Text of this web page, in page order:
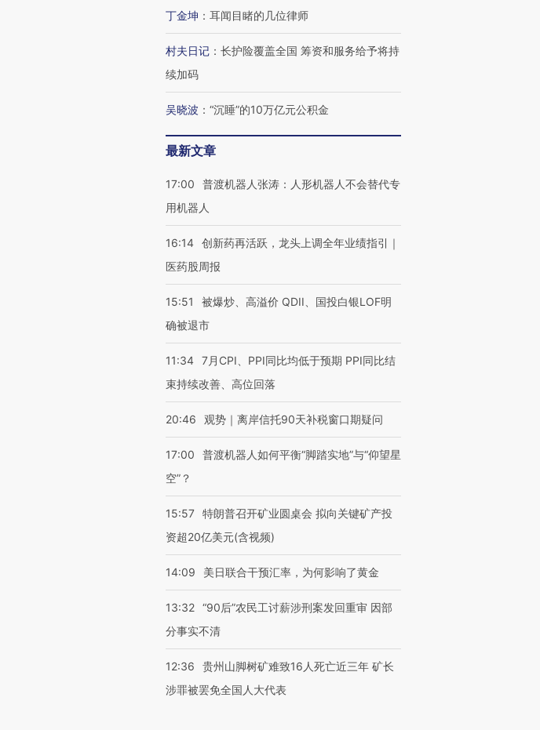
丁金坤 ： 耳闻目睹的几位律师
村夫日记 ： 长护险覆盖全国 筹资和服务给予将持
续加码
吴晓波 ： “沉睡”的10万亿元公积金
最新文章
17:00
普渡机器人张涛：人形机器人不会替代专
用机器人
16:14 创新药再活跃，龙头上调全年业绩指引｜
医药股周报
15:51
被爆炒、高溢价 QDII、国投白银LOF明
确被退市
11:34 7月CPI、PPI同比均低于预期 PPI同比结
束持续改善、高位回落
20:46 观势｜离岸信托90天补税窗口期疑问
17:00
普渡机器人如何平衡“脚踏实地”与“仰望星
空”？
15:57 特朗普召开矿业圆桌会 拟向关键矿产投
资超20亿美元(含视频)
14:09 美日联合干预汇率，为何影响了黄金
13:32 “90后”农民工讨薪涉刑案发回重审 因部
分事实不清
12:36
贵州山脚树矿难致16人死亡近三年 矿长
涉罪被罢免全国人大代表